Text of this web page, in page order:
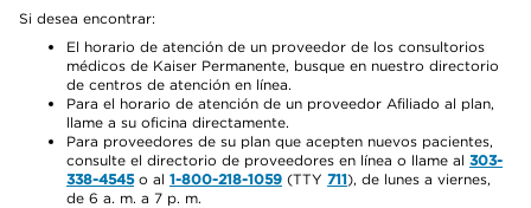
Si desea encontrar:
El horario de atención de un proveedor de los consultorios
médicos de Kaiser Permanente, busque en nuestro directorio
de centros de atención en línea.
Para el horario de atención de un proveedor Afiliado al plan,
llame a su oficina directamente.
Para proveedores de su plan que acepten nuevos pacientes,
consulte el directorio de proveedores en línea o llame al 303-
338-4545o al 1-800-218-1059 (TTY 711), de lunes a viernes,
de 6 a. m. a 7 p. m.